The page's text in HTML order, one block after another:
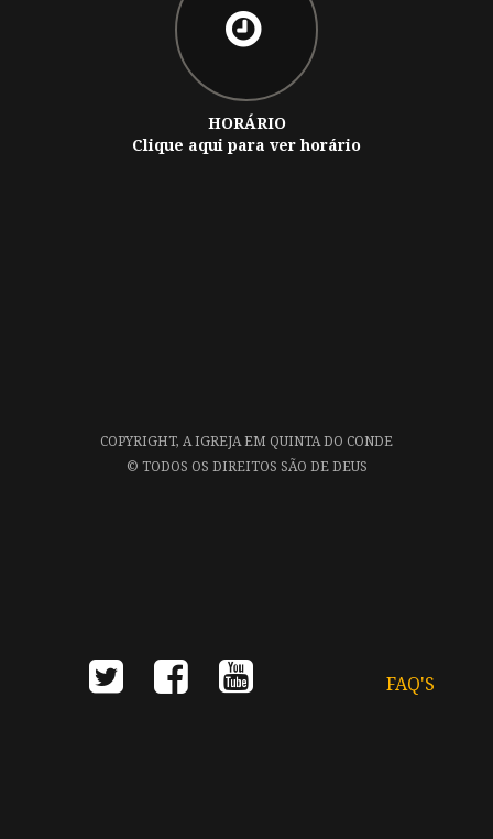
HORÁRIO
Clique aqui para ver horário
COPYRIGHT, A IGREJA EM QUINTA DO CONDE
© TODOS OS DIREITOS SÃO DE DEUS
FAQ'S